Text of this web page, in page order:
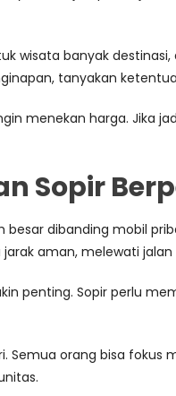
wisata banyak
tanyakan
menekan harga. Jika
Sopir
dibanding mobil
aman, melewati
penting. Sopir perlu
Semua orang bisa